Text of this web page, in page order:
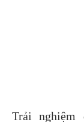
Trải nghiệm